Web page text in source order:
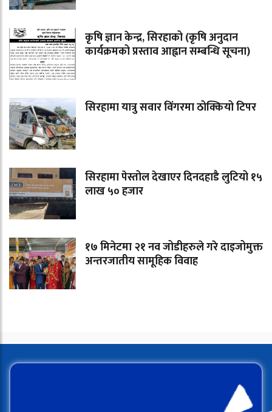
कृषि ज्ञान केन्द्र, सिरहाको (कृषि अनुदान
कार्यक्रमको प्रस्ताव आह्वान सम्बन्धि सूचना)
सिरहामा यात्रु सवार विंगरमा ठोक्कियो टिपर
सिरहामा पेस्तोल देखाएर दिनदहाडै लुटियो १५
लाख ५० हजार
१७ मिनेटमा २१ नव जोडीहरुले गरे दाइजोमुक्त
अन्तरजातीय सामूहिक विवाह